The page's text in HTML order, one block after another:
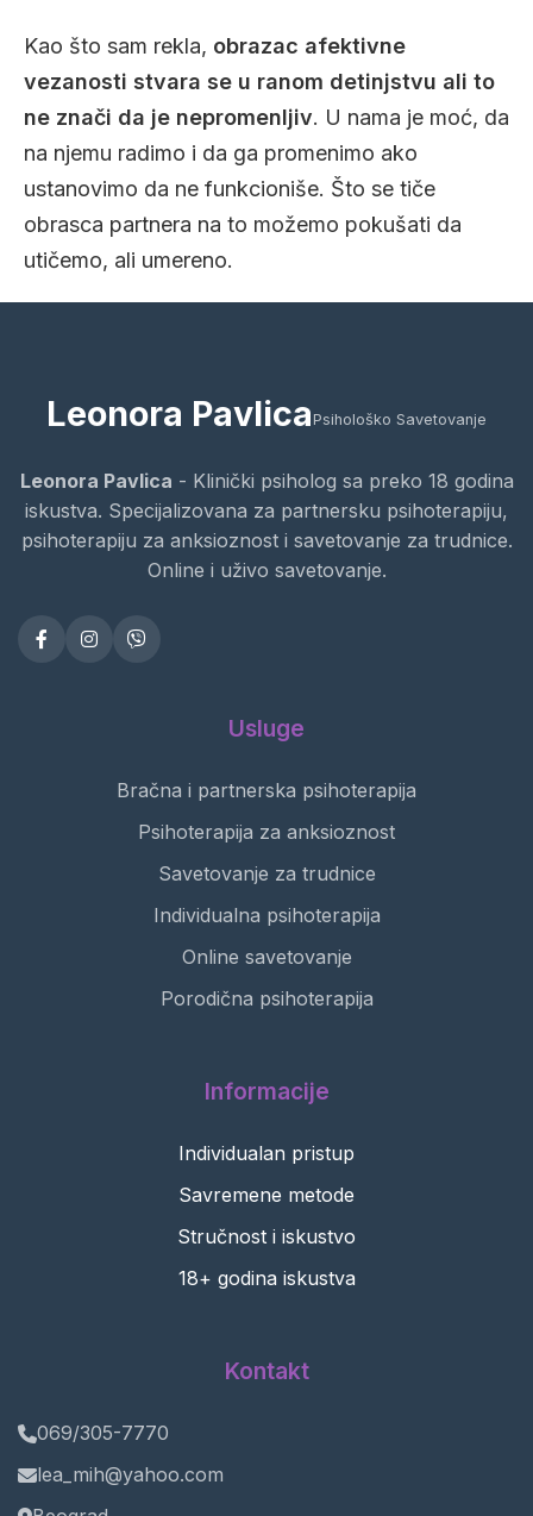
Kao što sam rekla, obrazac afektivne
vezanosti stvara se u ranom detinjstvu ali to
ne znači da je nepromenljiv. U nama je moć, da
na njemu radimo i da ga promenimo ako
ustanovimo da ne funkcioniše. Što se tiče
obrasca partnera na to možemo pokušati da
utičemo, ali umereno.
Leonora Pavlica Psihološko Savetovanje
Leonora Pavlica - Klinički psiholog sa preko 18 godina
iskustva. Specijalizovana za partnersku psihoterapiju,
psihoterapiju za anksioznost i savetovanje za trudnice.
Online i uživo savetovanje.
Usluge
Bračna i partnerska psihoterapija
Psihoterapija za anksioznost
Savetovanje za trudnice
Individualna psihoterapija
Online savetovanje
Porodična psihoterapija
Informacije
Individualan pristup
Savremene metode
Stručnost i iskustvo
18+ godina iskustva
Kontakt
069/305-7770
lea_mih@yahoo.com